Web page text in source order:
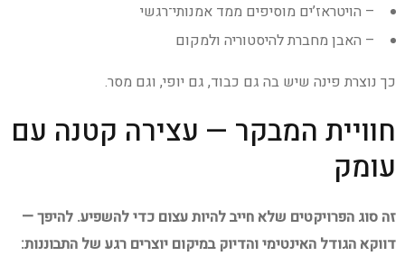
– הויטראז’ים מוסיפים ממד אמנותי־רגשי
– האבן מחברת להיסטוריה ולמקום
כך נוצרת פינה שיש בה גם כבוד, גם יופי, וגם מסר.
חוויית המבקר — עצירה קטנה עם
עומק
זה סוג הפרויקטים שלא חייב להיות עצום כדי להשפיע. להיפך —
דווקא הגודל האינטימי והדיוק במיקום יוצרים רגע של התבוננות: